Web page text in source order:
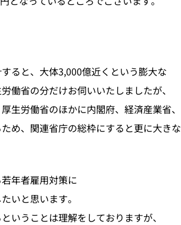
ると、大体3,000億近くという膨大な
働省の分だけお伺いいたしましたが、
生労働省のほかに内閣府、経済産業省、
め、関連省庁の総枠にすると更に大きな
年者雇用対策に
いと思います。
いうことは理解をしておりますが、